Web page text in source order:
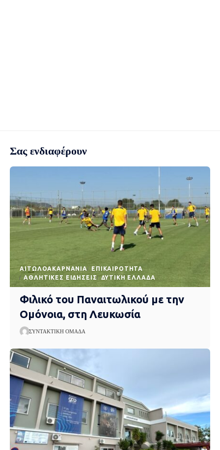
Σας ενδιαφέρουν
AΙΤΩΛΟΑΚΑΡΝΑΝΊΑ
EΠΙΚΑΙΡΌΤΗΤΑ
ΑΘΛΗΤΙΚΈΣ ΕΙΔΉΣΕΙΣ
ΔΥΤΙΚΉ ΕΛΛΆΔΑ
Φιλικό του Παναιτωλικού με την
Ομόνοια, στη Λευκωσία
ΣΥΝΤΑΚΤΙΚΉ ΟΜΆΔΑ